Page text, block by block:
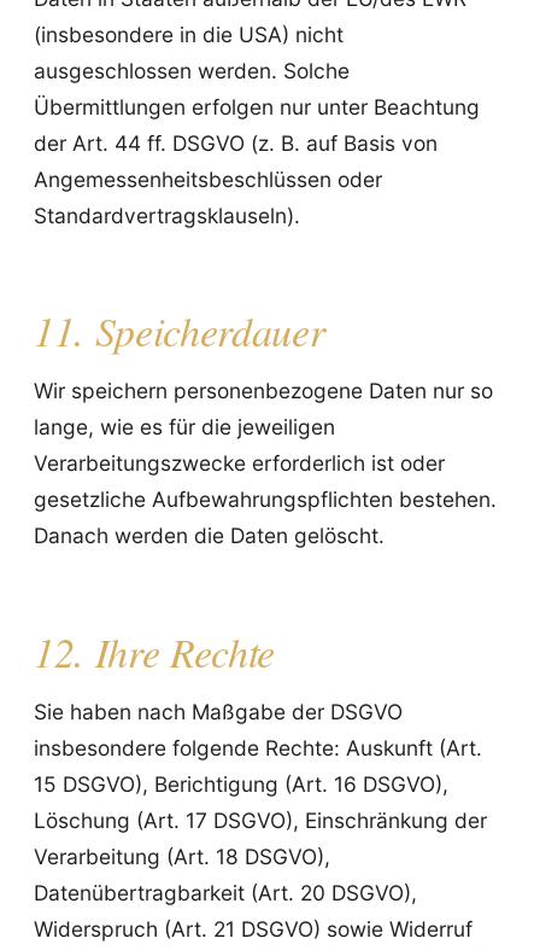
(insbesondere in die USA) nicht
ausgeschlossen werden. Solche
Übermittlungen erfolgen nur unter Beachtung
der Art. 44 ff. DSGVO (z. B. auf Basis von
Angemessenheitsbeschlüssen oder
Standardvertragsklauseln).
11. Speicherdauer
Wir speichern personenbezogene Daten nur so
lange, wie es für die jeweiligen
Verarbeitungszwecke erforderlich ist oder
gesetzliche Aufbewahrungspflichten bestehen.
Danach werden die Daten gelöscht.
12. Ihre Rechte
Sie haben nach Maßgabe der DSGVO
insbesondere folgende Rechte: Auskunft (Art.
15 DSGVO), Berichtigung (Art. 16 DSGVO),
Löschung (Art. 17 DSGVO), Einschränkung der
Verarbeitung (Art. 18 DSGVO),
Datenübertragbarkeit (Art. 20 DSGVO),
Widerspruch (Art. 21 DSGVO) sowie Widerruf